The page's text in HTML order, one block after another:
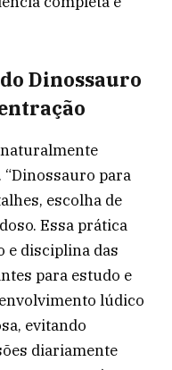
Dinossauro
para
escolha de
Essa prática
e disciplina das
para estudo e
lúdico
evitando
diariamente